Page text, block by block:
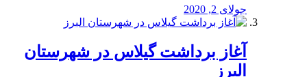
جولای 2, 2020
آغاز برداشت گیلاس در شهرستان
البرز